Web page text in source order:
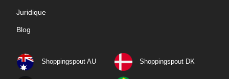
Juridique
Blog
Shoppingspout AU Shoppingspout DK